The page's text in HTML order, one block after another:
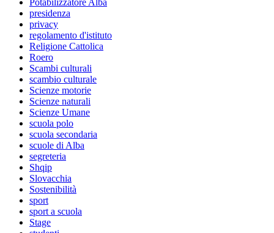
Potabilizzatore Alba
presidenza
privacy
regolamento d'istituto
Religione Cattolica
Roero
Scambi culturali
scambio culturale
Scienze motorie
Scienze naturali
Scienze Umane
scuola polo
scuola secondaria
scuole di Alba
segreteria
Shqip
Slovacchia
Sostenibilità
sport
sport a scuola
Stage